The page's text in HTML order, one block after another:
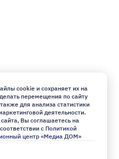
cookie и сохраняет их на
перемещения по сайту
для анализа статистики
деятельности.
Вы соглашаетесь на
с Политикой
центр «Медиа ДОМ»